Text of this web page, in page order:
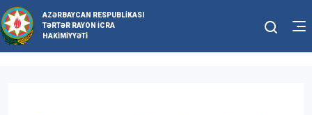
AZƏRBAYCAN RESPUBLIKASI
TƏRTƏR RAYON İCRA
HAKIMIYYƏTI